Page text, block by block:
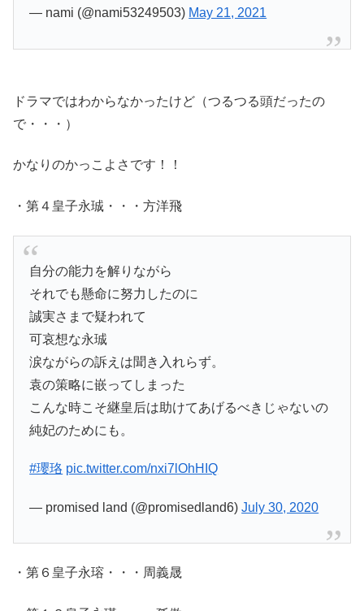
— nami (@nami53249503) May 21, 2021
ドラマではわからなかったけど（つるつる頭だったの
で・・・）
かなりのかっこよさです！！
・第４皇子永珹・・・方洋飛
自分の能力を解りながら
それでも懸命に努力したのに
誠実さまで疑われて
可哀想な永珹
涙ながらの訴えは聞き入れらず。
袁の策略に嵌ってしまった
こんな時こそ継皇后は助けてあげるべきじゃないの
純妃のためにも。
#瓔珞 pic.twitter.com/nxi7lOhHIQ
— promised land (@promisedland6)July 30, 2020
・第６皇子永瑢・・・周義晟